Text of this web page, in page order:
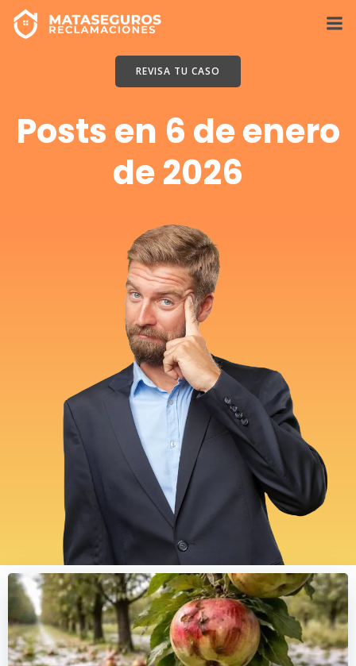
REVISA TU CASO
Posts en 6 de enero
de 2026